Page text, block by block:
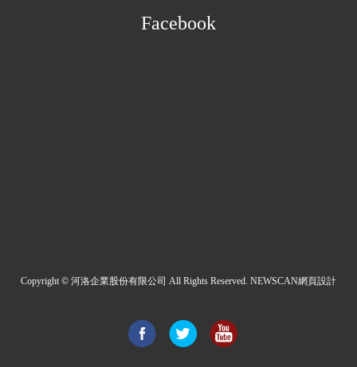
Facebook
Copyright © 河洛企業股份有限公司 All Rights Reserved. NEWSCAN網頁設計